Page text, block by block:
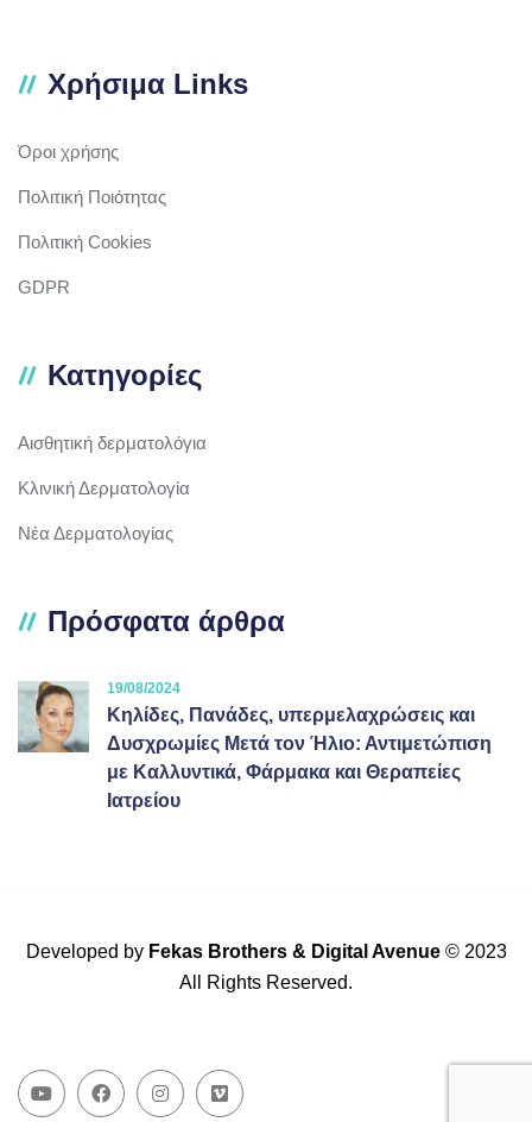
Χρήσιμα Links
Όροι χρήσης
Πολιτική Ποιότητας
Πολιτική Cookies
GDPR
Κατηγορίες
Αισθητική δερματολόγια
Κλινική Δερματολογία
Νέα Δερματολογίας
Πρόσφατα άρθρα
19/08/2024
Κηλίδες, Πανάδες, υπερμελαχρώσεις και
Δυσχρωμίες Μετά τον Ήλιο: Αντιμετώπιση
με Καλλυντικά, Φάρμακα και Θεραπείες
Ιατρείου
Developed by Fekas Brothers& Digital Avenue© 2023
All Rights Reserved.